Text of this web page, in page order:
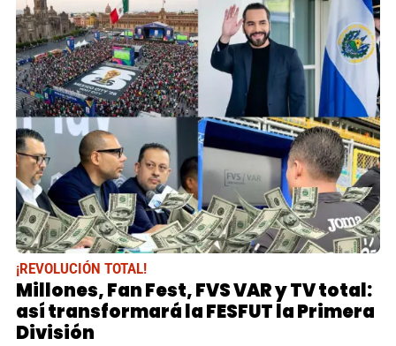
¡REVOLUCIÓN TOTAL!
Millones, Fan Fest, FVS VAR y TV total:
así transformará la FESFUT la Primera
División